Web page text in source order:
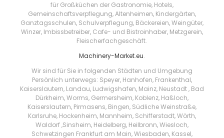
für Großküchen der Gastronomie, Hotels,
Gemeinschaftsverpflegung, Altenheimen, Kindergärten,
Ganztagsschulen, Schulverpflegung, Bäckereien, Weingüter,
Winzer, Imbissbetreiber, Cafe- und Bistroinhaber, Metzgerein,
Fleischerfachgeschäft.
Machinery-Market.eu.
Wir sind für Sie in folgenden Städten und Umgebung
Persönlich unterwegs: Speyer, Hanhofen, Frankenthal,
Kaiserslautern, Landau, Ludwigshafen, Mainz, Neustadt , Bad
Dürkheim, Worms, Germersheim, Koblenz, Haßloch,
Kaiserslautern, Pirmasens, Bingen, Südliche Weinstraße,
Karlsruhe, Hockenheim, Mannheim, Schifferstadt, Wörth,
Waldorf ,Sinsheim, Heidelberg, Heilbronn, Wiesloch,
Schwetzingen Frankfurt am Main, Wiesbaden, Kassel,